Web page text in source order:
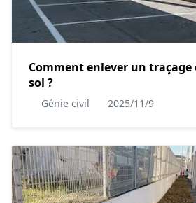
Comment enlever un
sol ?
Génie civil 2025/11/9